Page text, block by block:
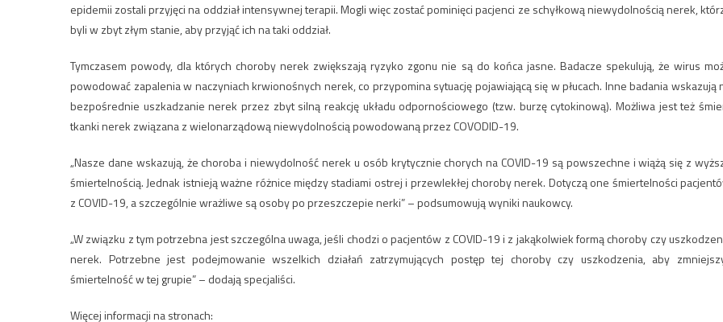
epidemii zostali przyjęci na oddział intensywnej terapii. Mogli więc zostać pominięci pacjenci ze schyłkową niewydolnością nerek,
byli w zbyt złym stanie, aby przyjąć ich na taki oddział.
Tymczasem powody, dla których choroby nerek zwiększają ryzyko zgonu nie są do końca jasne. Badacze spekulują, że wirus
powodować zapalenia w naczyniach krwionośnych nerek, co przypomina sytuację pojawiającą się w płucach. Inne badania wskazują
bezpośrednie uszkadzanie nerek przez zbyt silną reakcję układu odpornościowego (tzw. burzę cytokinową). Możliwa jest też
tkanki nerek związana z wielonarządową niewydolnością powodowaną przez COVODID-19.
„Nasze dane wskazują, że choroba i niewydolność nerek u osób krytycznie chorych na COVID-19 są powszechne i wiążą się z
śmiertelnością. Jednak istnieją ważne różnice między stadiami ostrej i przewlekłej choroby nerek. Dotyczą one śmiertelności
z COVID-19, a szczególnie wrażliwe są osoby po przeszczepie nerki” – podsumowują wyniki naukowcy.
„W związku z tym potrzebna jest szczególna uwaga, jeśli chodzi o pacjentów z COVID-19 i z jakąkolwiek formą choroby czy
nerek. Potrzebne jest podejmowanie wszelkich działań zatrzymujących postęp tej choroby czy uszkodzenia, aby
śmiertelność w tej grupie” – dodają specjaliści.
Więcej informacji na stronach: